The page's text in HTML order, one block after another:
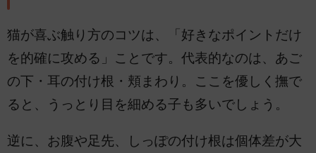
猫が喜ぶ触り方のコツは、「好きなポイントだけ
を的確に攻める」ことです。代表的なのは、あご
の下・耳の付け根・頬まわり。ここを優しく撫で
ると、うっとり目を細める子も多いでしょう。
逆に、お腹や足先、しっぽの付け根は個体差が大